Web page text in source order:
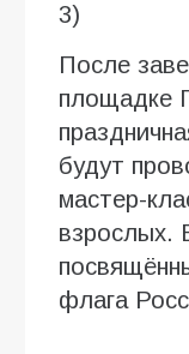
3)
После
площадке
будут
мастер-
взрослых.
флага